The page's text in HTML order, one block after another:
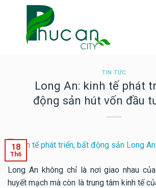
TIN TỨC
Long An: kinh tế phát
động sản hút vốn đầu
18
Th6
Long An không chỉ là nơi giao nhau
huyết mạch mà còn là trung tâm kinh tế